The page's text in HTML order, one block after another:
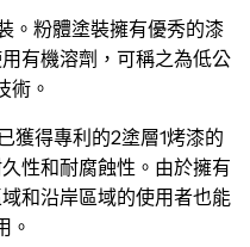
。粉體塗裝擁有優秀的漆
有機溶劑，可稱之為低公
術。
獲得專利的2塗層1烤漆的
性和耐腐蝕性。由於擁有
和沿岸區域的使用者也能
。